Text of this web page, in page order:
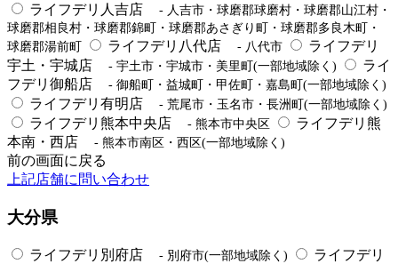
ライフデリ人吉店
- 人吉市・球磨郡球磨村・球磨郡山江村・
球磨郡相良村・球磨郡錦町・球磨郡あさぎり町・球磨郡多良木町・
球磨郡湯前町
ライフデリ八代店 - 八代市
ライフデリ
宇土・宇城店
- 宇土市・宇城市・美里町(一部地域除く)
ライ
フデリ御船店
- 御船町・益城町・甲佐町・嘉島町(一部地域除く)
ライフデリ有明店 - 荒尾市・玉名市・長洲町(一部地域除く)
ライフデリ熊本中央店 - 熊本市中央区
ライフデリ熊
本南・西店
- 熊本市南区・西区(一部地域除く)
前の画面に戻る
上記店舗に問い合わせ
大分県
ライフデリ別府店 - 別府市(一部地域除く)
ライフデリ